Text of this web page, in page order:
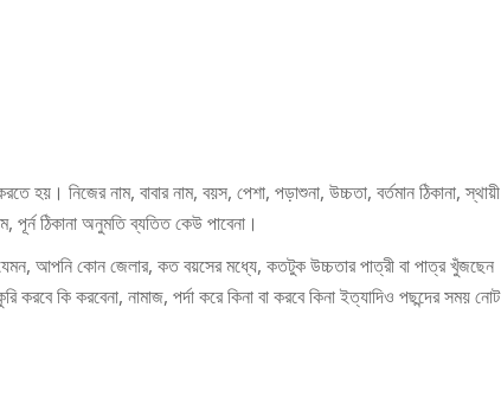
হয়। নিজের নাম, বাবার নাম, বয়স, পেশা, পড়াশুনা, উচ্চতা, বর্তমান ঠিকানা, স্থায়ী
পূর্ন ঠিকানা অনুমতি ব্যতিত কেউ পাবেনা।
আপনি কোন জেলার, কত বয়সের মধ্যে, কতটুক উচ্চতার পাত্রী বা পাত্র খুঁজছেন
কি করবেনা, নামাজ, পর্দা করে কিনা বা করবে কিনা ইত্যাদিও পছন্দের সময় নোট